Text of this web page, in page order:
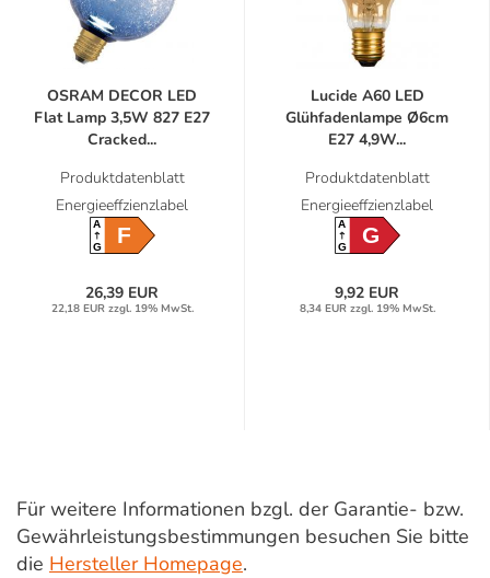
OSRAM DECOR LED
Flat Lamp 3,5W 827 E27
Cracked...
Produktdatenblatt
Energieeffzienzlabel
A
GF
26,39 EUR
22,18 EUR zzgl. 19% MwSt.
Lucide A60 LED
Glühfadenlampe Ø6cm
E27 4,9W...
Produktdatenblatt
Energieeffzienzlabel
A
GG
9,92 EUR
8,34 EUR zzgl. 19% MwSt.
Für weitere Informationen bzgl. der Garantie- bzw.
Gewährleistungsbestimmungen besuchen Sie bitte
die Hersteller Homepage.